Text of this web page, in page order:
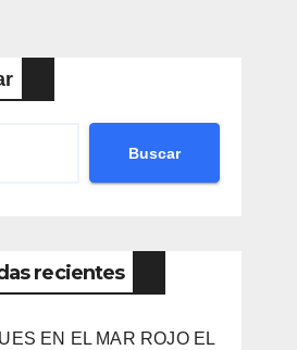
Buscar
recientes
EN EL MAR ROJO EL